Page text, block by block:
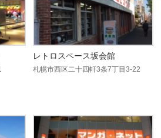
レトロスペース坂会館
札幌市西区二十四軒3条7丁目3-22